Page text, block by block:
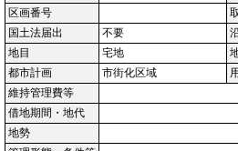
区画番号
国土法届出
不要
地目
宅地
都市計画
市街化区域
維持管理費等
借地期間・地代
地勢